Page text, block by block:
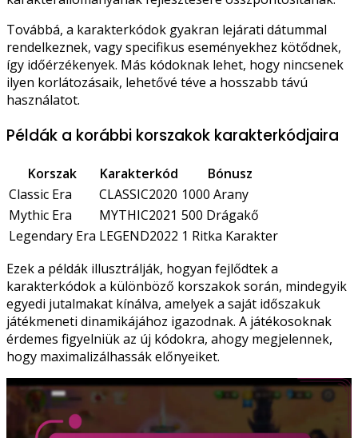
Továbbá, a karakterkódok gyakran lejárati dátummal
rendelkeznek, vagy specifikus eseményekhez kötődnek,
így időérzékenyek. Más kódoknak lehet, hogy nincsenek
ilyen korlátozásaik, lehetővé téve a hosszabb távú
használatot.
Példák a korábbi korszakok karakterkódjaira
Korszak Karakterkód
Bónusz
Classic Era
CLASSIC2020 1000 Arany
Mythic Era
MYTHIC2021 500 Drágakő
Legendary Era LEGEND2022 1 Ritka Karakter
Ezek a példák illusztrálják, hogyan fejlődtek a
karakterkódok a különböző korszakok során, mindegyik
egyedi jutalmakat kínálva, amelyek a saját időszakuk
játékmeneti dinamikájához igazodnak. A játékosoknak
érdemes figyelniük az új kódokra, ahogy megjelennek,
hogy maximalizálhassák előnyeiket.